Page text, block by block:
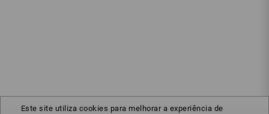
Este site utiliza cookies para melhorar a experiência de